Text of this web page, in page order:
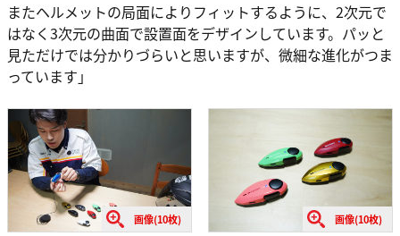
またヘルメットの局面によりフィットするように、2次元で
はなく3次元の曲面で設置面をデザインしています。パッと
見ただけでは分かりづらいと思いますが、微細な進化がつま
っています」
画像(10枚) 画像(10枚)